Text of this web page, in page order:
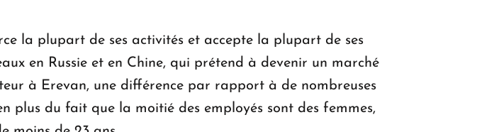
la plupart de ses activités et accepte la plupart de ses
en Russie et en Chine, qui prétend à devenir un marché
à Erevan, une différence par rapport à de nombreuses
plus du fait que la moitié des employés sont des femmes,